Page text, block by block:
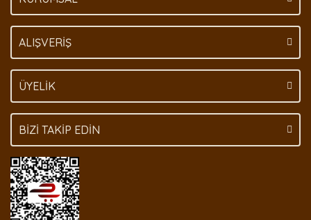
ALIŞVERİŞ
ÜYELİK
BİZİ TAKİP EDİN